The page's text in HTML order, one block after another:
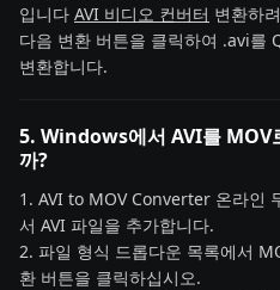
입니다 AVI 비디오 컨버터 변환하
다음 변환 버튼을 클릭하여 .avi를
변환합니다.
5. Windows에서 AVI를 MOV
까?
1. AVI to MOV Converter 온라인
서 AVI 파일을 추가합니다.
2. 파일 형식 드롭다운 목록에서
환 버튼을 클릭하십시오.